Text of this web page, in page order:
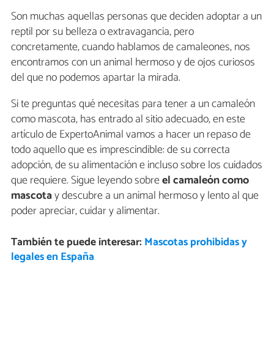
Son muchas aquellas personas que deciden adoptar a un
reptil por su belleza o extravagancia, pero
concretamente, cuando hablamos de camaleones, nos
encontramos con un animal hermoso y de ojos curiosos
del que no podemos apartar la mirada.
Si te preguntas qué necesitas para tener a un camaleón
como mascota, has entrado al sitio adecuado, en este
artículo de ExpertoAnimal vamos a hacer un repaso de
todo aquello que es imprescindible: de su correcta
adopción, de su alimentación e incluso sobre los cuidados
que requiere. Sigue leyendo sobreel camaleón como
mascotay descubre a un animal hermoso y lento al que
poder apreciar, cuidar y alimentar.
También te puede interesar: Mascotas prohibidas y
legales en España